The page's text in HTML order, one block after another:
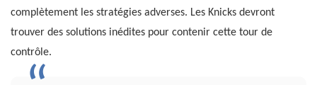
complètement les stratégies adverses. Les Knicks devront
trouver des solutions inédites pour contenir cette tour de
contrôle.